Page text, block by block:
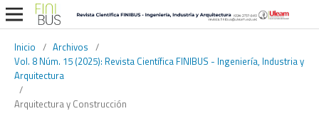
Inicio / Archivos /
Vol. 8 Núm. 15 (2025): Revista Científica FINIBUS - Ingeniería, Industria y
Arquitectura
/
Arquitectura y Construcción